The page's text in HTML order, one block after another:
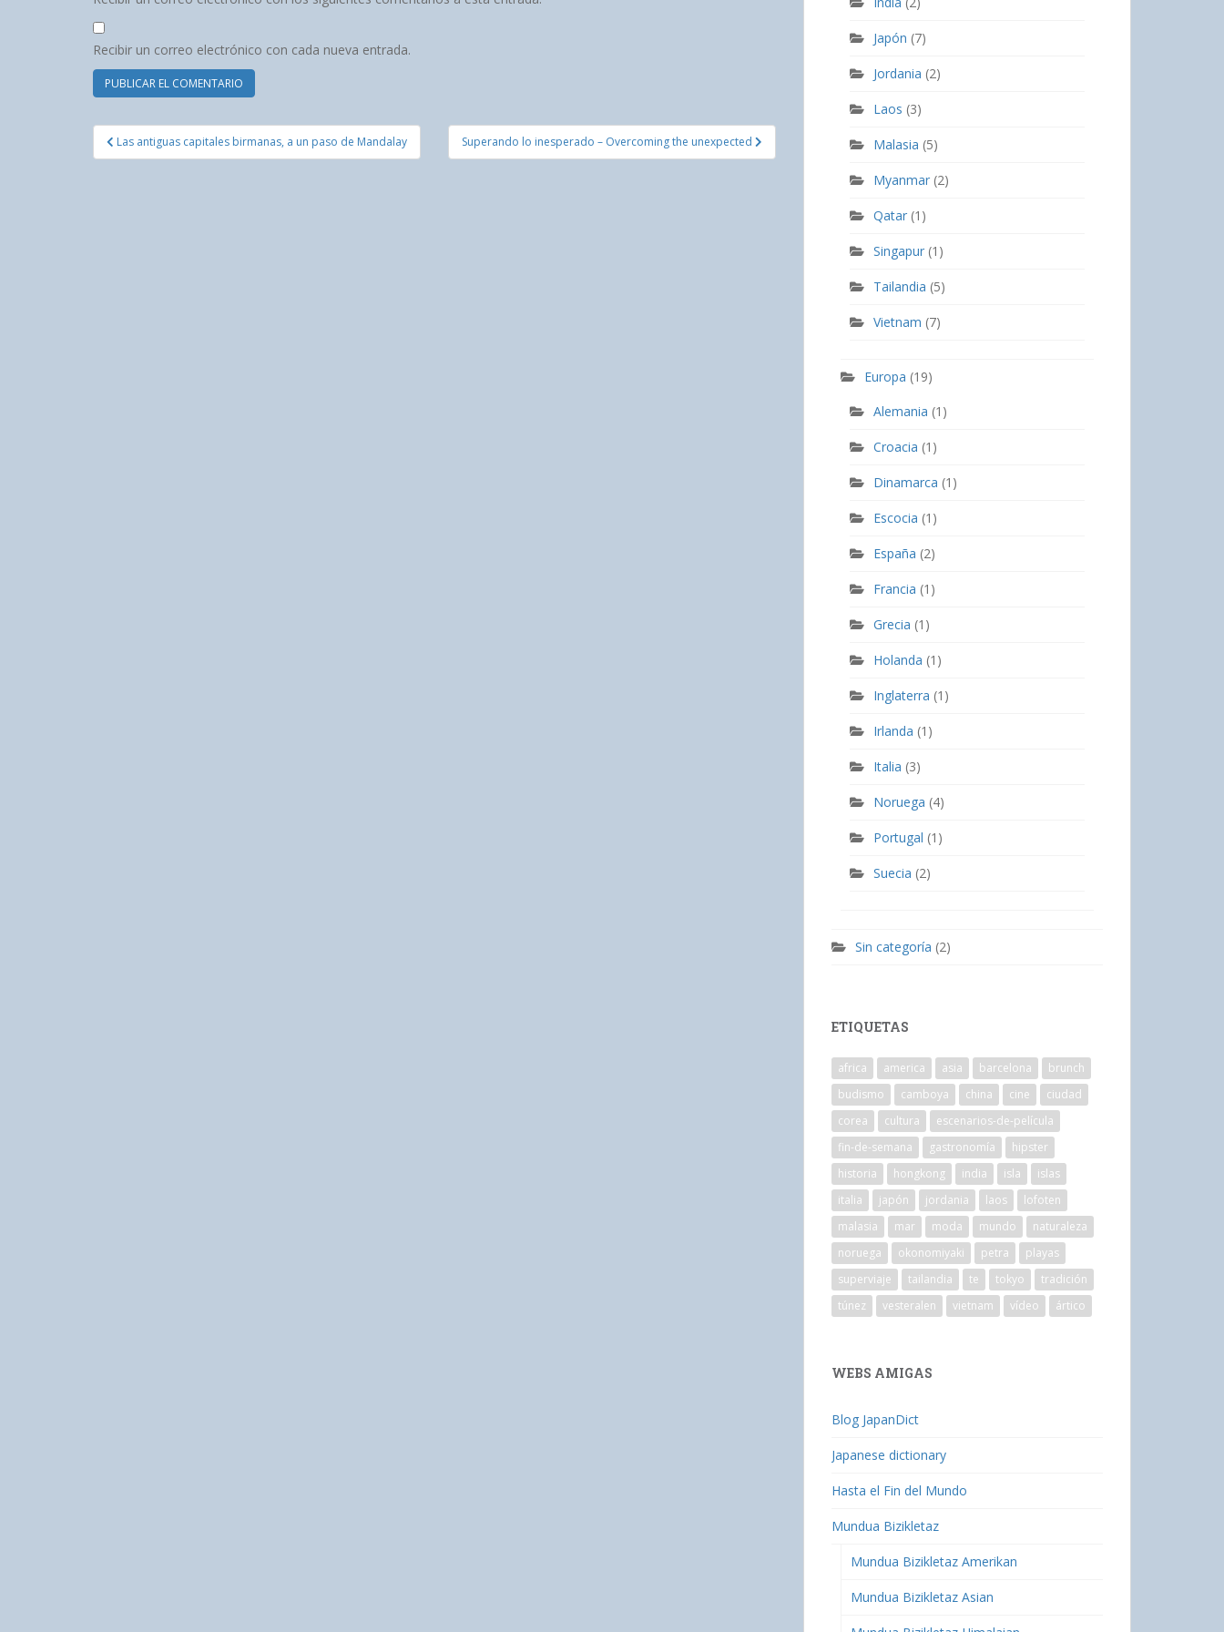
Recibir un correo electrónico con cada nueva entrada.
Navegación
de
Las antiguas capitales birmanas, a un paso de Mandalay Superando lo inesperado – Overcoming the unexpected
Japón (7)
Jordania (2)
Laos (3)
Malasia (5)
Myanmar (2)
Qatar (1)
Singapur (1)
Tailandia (5)
Vietnam (7)
Europa (19)
Alemania (1)
Croacia (1)
Dinamarca (1)
Escocia (1)
España (2)
Francia (1)
Grecia (1)
Holanda (1)
Inglaterra (1)
Irlanda (1)
Italia (3)
Noruega (4)
Portugal (1)
Suecia (2)
Sin categoría (2)
ETIQUETAS
africa america asia barcelona
brunch
budismo
camboya china cine
ciudad
corea
cultura
escenarios-de-película
fin-de-semana
gastronomía
hipster
historia
hongkong india isla
islas
italia
japón jordania laos
lofoten
malasia
mar moda mundo
naturaleza
noruega
okonomiyaki petra
playas
superviaje
tailandia te tokyo
tradición
túnez
vesteralen vietnam vídeo ártico
WEBS AMIGAS
Blog JapanDict
Japanese dictionary
Hasta el Fin del Mundo
Mundua Bizikletaz
Mundua Bizikletaz Amerikan
Mundua Bizikletaz Asian